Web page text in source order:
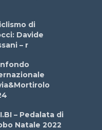
di
Davide
– r
– Pedalata di
Natale 2022